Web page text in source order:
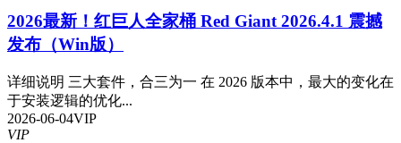
2026最新！红巨人全家桶 Red Giant 2026.4.1 震撼
发布（Win版）
详细说明 三大套件，合三为一 在 2026 版本中，最大的变化在
于安装逻辑的优化...
2026-06-04VIP
VIP